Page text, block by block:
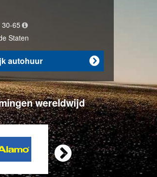
30-65
Staten

autohuur
wereldwijd
